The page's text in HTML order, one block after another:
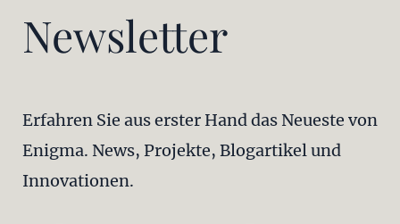
Newsletter
Erfahren Sie aus erster Hand das Neueste von
Enigma. News, Projekte, Blogartikel und
Innovationen.